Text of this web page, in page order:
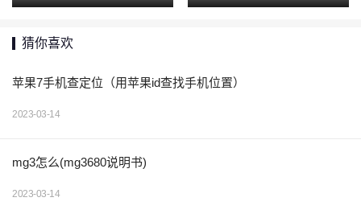
速拒绝来电？
猜你喜欢
苹果7手机查定位（用苹果id查找手机位置）
2023-03-14
mg3怎么(mg3680说明书)
2023-03-14